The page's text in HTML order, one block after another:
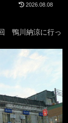
2026.08.08
鴨川納涼に行っ